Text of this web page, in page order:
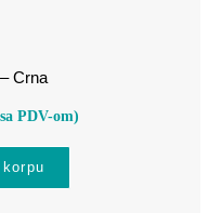
Crna
PDV-om)